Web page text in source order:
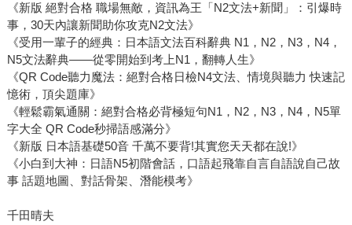
《新版 絕對合格 職場無敵，資訊為王「N2文法+新聞」：引爆時
事，30天內讓新聞助你攻克N2文法》
《受用一輩子的經典：日本語文法百科辭典 N1，N2，N3，N4，
N5文法辭典——從零開始到考上N1，翻轉人生》
《QR Code聽力魔法：絕對合格日檢N4文法、情境與聽力 快速記
憶術，頂尖題庫》
《輕鬆霸氣通關：絕對合格必背極短句N1，N2，N3，N4，N5單
字大全 QR Code秒掃語感滿分》
《新版 日本語基礎50音 千萬不要背!其實您天天都在說!》
《小白到大神：日語N5初階會話，口語起飛靠自言自語說自己故
事 話題地圖、對話骨架、潛能模考》
千田晴夫